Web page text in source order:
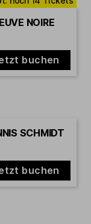
NOIRE
buchen
SCHMIDT
buchen